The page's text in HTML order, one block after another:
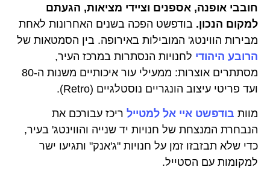
חובבי אופנה, אספנים וציידי מציאות, הגעתם
למקום הנכון. בודפשט הפכה בשנים האחרונות לאחת
מבירות הווינטג' המובילות באירופה. בין הסמטאות של
הרובע היהודי לחנויות הנסתרות במרכז העיר,
מסתתרים אוצרות: ממעילי עור איכותיים משנות ה-80
ועד פריטי עיצוב הונגריים נוסטלגיים (Retro).
מוות בודפשט איי אל למטייל ריכז עבורכם את
הנבחרת המנצחת של חנויות יד שנייה והווינטג' בעיר,
כדי שלא תבזבזו זמן על חנויות "ג'אנק" ותגיעו ישר
למקומות עם הסטייל.